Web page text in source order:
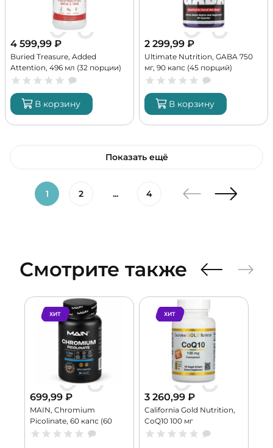
4 599,99 ₽
Buried Treasure, Added
Attention, 496 мл (32 порции)
В корзину
2 299,99 ₽
Ultimate Nutrition, GABA 750
мг, 90 капс (45 порций)
В корзину
Показать ещё
1 2 ... 4
Смотрите также
ХИТ
699,99 ₽
MAIN, Chromium
Picolinate, 60 капс (60
порций)
ХИТ
3 260,99 ₽
California Gold Nutrition,
CoQ10 100 мг